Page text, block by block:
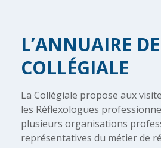
L’ANNUAIRE
COLLÉGIALE
La Collégiale propose aux
les Réflexologues
plusieurs organisations
représentatives du métier de